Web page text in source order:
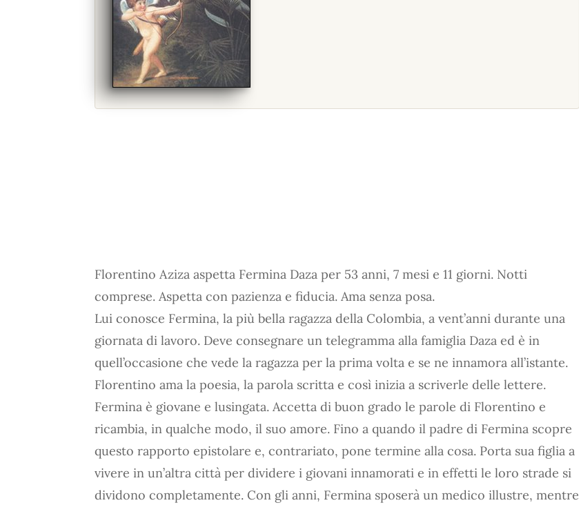
Florentino Aziza aspetta Fermina Daza per 53 anni, 7 mesi e 11 giorni. Notti
comprese. Aspetta con pazienza e fiducia. Ama senza posa.
Lui conosce Fermina, la più bella ragazza della Colombia, a vent’anni durante una
giornata di lavoro. Deve consegnare un telegramma alla famiglia Daza ed è in
quell’occasione che vede la ragazza per la prima volta e se ne innamora all’istante.
Florentino ama la poesia, la parola scritta e così inizia a scriverle delle lettere.
Fermina è giovane e lusingata. Accetta di buon grado le parole di Florentino e
ricambia, in qualche modo, il suo amore. Fino a quando il padre di Fermina scopre
questo rapporto epistolare e, contrariato, pone termine alla cosa. Porta sua figlia a
vivere in un’altra città per dividere i giovani innamorati e in effetti le loro strade si
dividono completamente. Con gli anni, Fermina sposerà un medico illustre, mentre